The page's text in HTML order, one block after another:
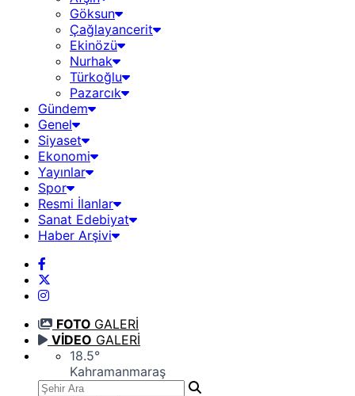
Göksun
Çağlayancerit
Ekinözü
Nurhak
Türkoğlu
Pazarcık
Gündem
Genel
Siyaset
Ekonomi
Yayınlar
Spor
Resmi İlanlar
Sanat Edebiyat
Haber Arşivi
FOTO GALERİ
VİDEO GALERİ
18.5°
Kahramanmaraş